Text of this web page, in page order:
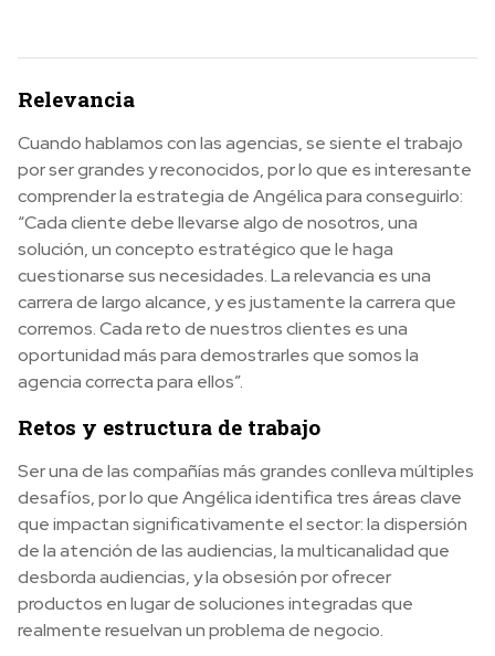
Relevancia
Cuando hablamos con las agencias, se siente el trabajo
por ser grandes y reconocidos, por lo que es interesante
comprender la estrategia de Angélica para conseguirlo:
“Cada cliente debe llevarse algo de nosotros, una
solución, un concepto estratégico que le haga
cuestionarse sus necesidades. La relevancia es una
carrera de largo alcance, y es justamente la carrera que
corremos. Cada reto de nuestros clientes es una
oportunidad más para demostrarles que somos la
agencia correcta para ellos”.
Retos y estructura de trabajo
Ser una de las compañías más grandes conlleva múltiples
desafíos, por lo que Angélica identifica tres áreas clave
que impactan significativamente el sector: la dispersión
de la atención de las audiencias, la multicanalidad que
desborda audiencias, y la obsesión por ofrecer
productos en lugar de soluciones integradas que
realmente resuelvan un problema de negocio.